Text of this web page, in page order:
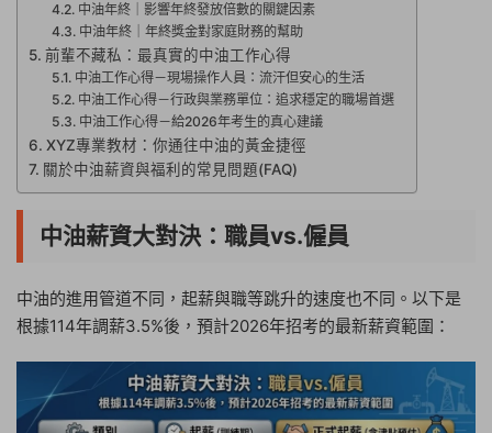
中油年終｜影響年終發放倍數的關鍵因素
中油年終｜年終獎金對家庭財務的幫助
前輩不藏私：最真實的中油工作心得
中油工作心得－現場操作人員：流汗但安心的生活
中油工作心得－行政與業務單位：追求穩定的職場首選
中油工作心得－給2026年考生的真心建議
XYZ專業教材：你通往中油的黃金捷徑
關於中油薪資與福利的常見問題(FAQ)
中油薪資大對決：職員vs.僱員
中油的進用管道不同，起薪與職等跳升的速度也不同。以下是
根據114年調薪3.5%後，預計2026年招考的最新薪資範圍：